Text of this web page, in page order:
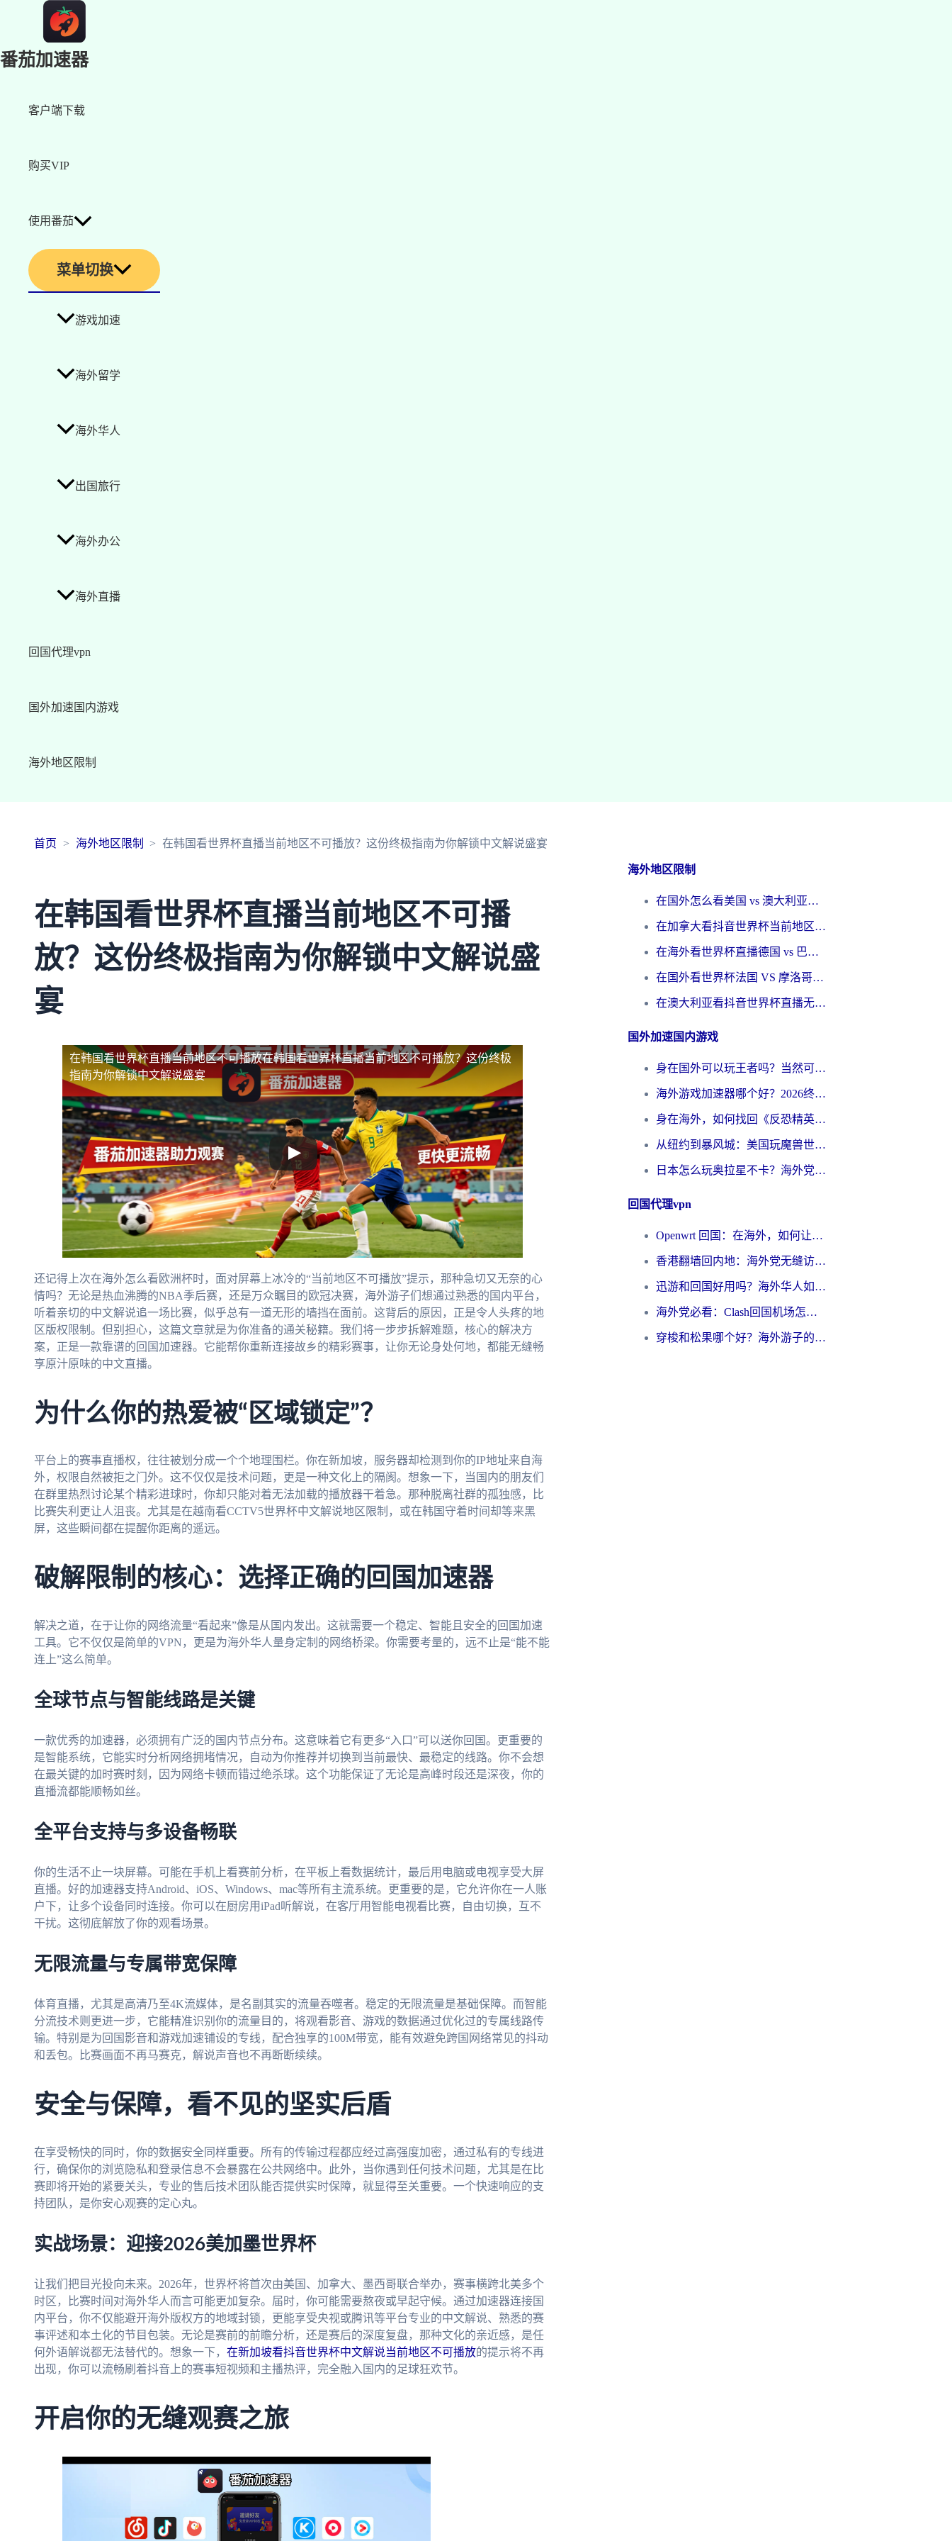
番茄加速器
客户端下载
购买VIP
使用番茄
菜单切换
游戏加速
海外留学
海外华人
出国旅行
海外办公
海外直播
回国代理vpn
国外加速国内游戏
海外地区限制
首页 海外地区限制 在韩国看世界杯直播当前地区不可播放？这份终极指南为你解锁中文解说盛宴
在韩国看世界杯直播当前地区不可播
放？这份终极指南为你解锁中文解说盛
宴
在韩国看世界杯直播当前地区不可播放在韩国看世界杯直播当前地区不可播放？这份终极
指南为你解锁中文解说盛宴
还记得上次在海外怎么看欧洲杯时，面对屏幕上冰冷的“当前地区不可播放”提示，那种急切又无奈的心
情吗？无论是热血沸腾的NBA季后赛，还是万众瞩目的欧冠决赛，海外游子们想通过熟悉的国内平台，
听着亲切的中文解说追一场比赛，似乎总有一道无形的墙挡在面前。这背后的原因，正是令人头疼的地
区版权限制。但别担心，这篇文章就是为你准备的通关秘籍。我们将一步步拆解难题，核心的解决方
案，正是一款靠谱的回国加速器。它能帮你重新连接故乡的精彩赛事，让你无论身处何地，都能无缝畅
享原汁原味的中文直播。
为什么你的热爱被“区域锁定”？
平台上的赛事直播权，往往被划分成一个个地理围栏。你在新加坡，服务器却检测到你的IP地址来自海
外，权限自然被拒之门外。这不仅仅是技术问题，更是一种文化上的隔阂。想象一下，当国内的朋友们
在群里热烈讨论某个精彩进球时，你却只能对着无法加载的播放器干着急。那种脱离社群的孤独感，比
比赛失利更让人沮丧。尤其是在越南看CCTV5世界杯中文解说地区限制，或在韩国守着时间却等来黑
屏，这些瞬间都在提醒你距离的遥远。
破解限制的核心：选择正确的回国加速器
解决之道，在于让你的网络流量“看起来”像是从国内发出。这就需要一个稳定、智能且安全的回国加速
工具。它不仅仅是简单的VPN，更是为海外华人量身定制的网络桥梁。你需要考量的，远不止是“能不能
连上”这么简单。
全球节点与智能线路是关键
一款优秀的加速器，必须拥有广泛的国内节点分布。这意味着它有更多“入口”可以送你回国。更重要的
是智能系统，它能实时分析网络拥堵情况，自动为你推荐并切换到当前最快、最稳定的线路。你不会想
在最关键的加时赛时刻，因为网络卡顿而错过绝杀球。这个功能保证了无论是高峰时段还是深夜，你的
直播流都能顺畅如丝。
全平台支持与多设备畅联
你的生活不止一块屏幕。可能在手机上看赛前分析，在平板上看数据统计，最后用电脑或电视享受大屏
直播。好的加速器支持Android、iOS、Windows、mac等所有主流系统。更重要的是，它允许你在一人账
户下，让多个设备同时连接。你可以在厨房用iPad听解说，在客厅用智能电视看比赛，自由切换，互不
干扰。这彻底解放了你的观看场景。
无限流量与专属带宽保障
体育直播，尤其是高清乃至4K流媒体，是名副其实的流量吞噬者。稳定的无限流量是基础保障。而智能
分流技术则更进一步，它能精准识别你的流量目的，将观看影音、游戏的数据通过优化过的专属线路传
输。特别是为回国影音和游戏加速铺设的专线，配合独享的100M带宽，能有效避免跨国网络常见的抖动
和丢包。比赛画面不再马赛克，解说声音也不再断断续续。
安全与保障，看不见的坚实后盾
在享受畅快的同时，你的数据安全同样重要。所有的传输过程都应经过高强度加密，通过私有的专线进
行，确保你的浏览隐私和登录信息不会暴露在公共网络中。此外，当你遇到任何技术问题，尤其是在比
赛即将开始的紧要关头，专业的售后技术团队能否提供实时保障，就显得至关重要。一个快速响应的支
持团队，是你安心观赛的定心丸。
实战场景：迎接2026美加墨世界杯
让我们把目光投向未来。2026年，世界杯将首次由美国、加拿大、墨西哥联合举办，赛事横跨北美多个
时区，比赛时间对海外华人而言可能更加复杂。届时，你可能需要熬夜或早起守候。通过加速器连接国
内平台，你不仅能避开海外版权方的地域封锁，更能享受央视或腾讯等平台专业的中文解说、熟悉的赛
事评述和本土化的节目包装。无论是赛前的前瞻分析，还是赛后的深度复盘，那种文化的亲近感，是任
何外语解说都无法替代的。想象一下， 在新加坡看抖音世界杯中文解说当前地区不可播放的提示将不再
出现，你可以流畅刷着抖音上的赛事短视频和主播热评，完全融入国内的足球狂欢节。
开启你的无缝观赛之旅
海外地区限制
在国外怎么看美国 vs 澳大利亚世界杯直播？海外党必藏的中文解说观赛指南
在加拿大看抖音世界杯当前地区不可播放？海外党体育观赛终极指南
在海外看世界杯直播德国 vs 巴拉圭当前IP受限制？这篇指南帮你轻松解决地区限制
在国外看世界杯法国 VS 摩洛哥仅限中国大陆？别让地域限制拦下你的欢呼
在澳大利亚看抖音世界杯直播无法播放？海外党体育观赛终极指南来了！
国外加速国内游戏
身在国外可以玩王者吗？当然可以，但你需要这份“加速”指南
海外游戏加速器哪个好？2026终极指南帮你畅玩国服+解决卡顿难题
身在海外，如何找回《反恐精英：全球攻势》国服的丝滑手感？一份给你的终极指南
从纽约到暴风城：美国玩魔兽世界，如何找到你的最佳网络航线
日本怎么玩奥拉星不卡？海外党国服游戏加速器选择全攻略
回国代理vpn
Openwrt 回国：在海外，如何让家的网络触手可及
香港翻墙回内地：海外党无缝访问国内资源的加速器选择全攻略
迅游和回国好用吗？海外华人如何选择靠谱的回国加速器
海外党必看：Clash回国机场怎么选？一篇搞定无缝访问国内资源的全攻略
穿梭和松果哪个好？海外游子的数字归乡路，到底该怎么选